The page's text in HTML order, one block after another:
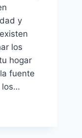
y
los
hogar
fuente
los…